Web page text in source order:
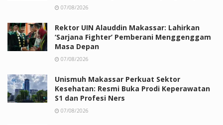
07/08/2026
Rektor UIN Alauddin Makassar: Lahirkan
‘Sarjana Fighter’ Pemberani Menggenggam
Masa Depan
07/08/2026
Unismuh Makassar Perkuat Sektor
Kesehatan: Resmi Buka Prodi Keperawatan
S1 dan Profesi Ners
07/08/2026